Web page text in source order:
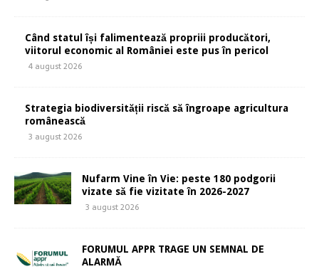
Când statul își falimentează propriii producători,
viitorul economic al României este pus în pericol
4 august 2026
Strategia biodiversității riscă să îngroape agricultura
românească
3 august 2026
Nufarm Vine în Vie: peste 180 podgorii
vizate să fie vizitate în 2026-2027
3 august 2026
FORUMUL APPR TRAGE UN SEMNAL DE
ALARMĂ